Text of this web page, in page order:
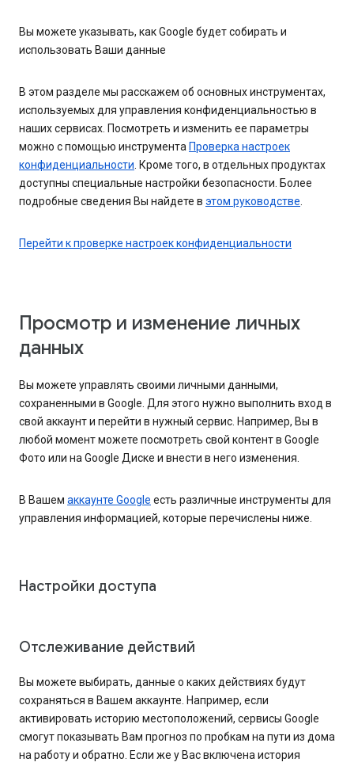
Вы можете указывать, как Google будет собирать и
использовать Ваши данные
В этом разделе мы расскажем об основных инструментах,
используемых для управления конфиденциальностью в
наших сервисах. Посмотреть и изменить ее параметры
можно с помощью инструмента Проверка настроек
конфиденциальности . Кроме того, в отдельных продуктах
доступны специальные настройки безопасности. Более
подробные сведения Вы найдете в этом руководстве
Перейти к проверке настроек конфиденциальности
Просмотр и изменение личных
данных
Вы можете управлять своими личными данными,
сохраненными в Google. Для этого нужно выполнить вход в
свой аккаунт и перейти в нужный сервис. Например, Вы в
любой момент можете посмотреть свой контент в Google
Фото или на Google Диске и внести в него изменения.
В Вашем аккаунте Google есть различные инструменты для
управления информацией, которые перечислены ниже.
Настройки доступа
Отслеживание действий
Вы можете выбирать, данные о каких действиях будут
сохраняться в Вашем аккаунте. Например, если
активировать историю местоположений, сервисы Google
смогут показывать Вам прогноз по пробкам на пути из дома
на работу и обратно. Если же у Вас включена история